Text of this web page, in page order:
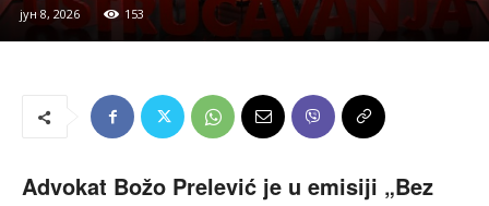
јун 8, 2026 153
Advokat Božo Prelević je u emisiji „Bez